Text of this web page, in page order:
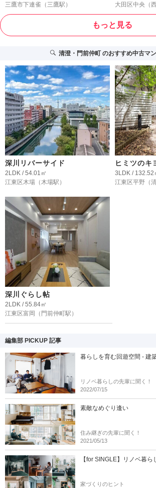
三鷹市下連雀 （三鷹駅）
大田区中央 （
もっと見る
清澄・門前仲町のおすすめ中古マ
深川リバーサイド
2LDK / 54.01㎡
江東区木場 （木場駅）
ヒミツのキ
3LDK / 132.52
江東区平野 （
深川ぐらし帖
2LDK / 55.84㎡
江東区富岡 （門前仲町駅）
編集部 PICKUP 記事
暮らしを育む回遊空間 - 建
リノベ暮らしの先輩に聞く！
2022/07/15
素敵なめぐり逢い
住み継ぎの先輩に聞く！
2021/05/13
【for SINGLE】リノベ暮
家づくりのヒント